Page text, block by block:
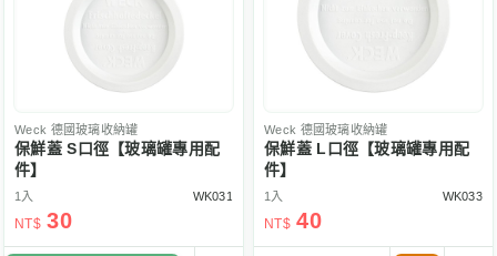
Weck 德國玻璃收納罐
保鮮蓋 S口徑【玻璃罐專用配
件】
1入 WK031
NT$ 30
Weck 德國玻璃收納罐
保鮮蓋 L口徑【玻璃罐專用配
件】
1入 WK033
NT$ 40